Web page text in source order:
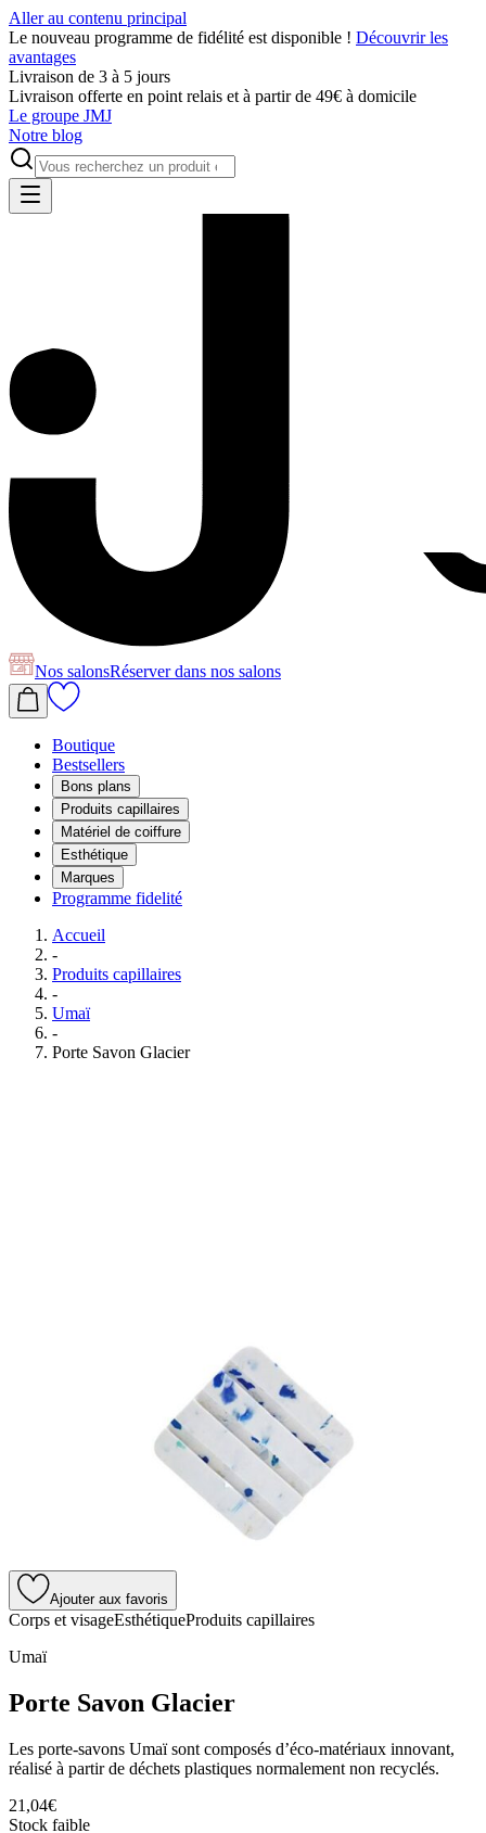
Aller au contenu principal
Le nouveau programme de fidélité est disponible ! Découvrir les
avantages
Livraison de 3 à 5 jours
Livraison offerte en point relais et à partir de 49€ à domicile
Le groupe JMJ
Notre blog
Nos salonsRéserverdans nos salons
Boutique
Bestsellers
Bons plans
Produits capillaires
Matériel de coiffure
Esthétique
Marques
Programme fidelité
Accueil
-
Produits capillaires
-
Umaï
-
Porte Savon Glacier
Ajouter aux favoris
Corps et visageEsthétiqueProduits capillaires
Umaï
Porte Savon Glacier
Les porte-savons Umaï sont composés d’éco-matériaux innovant,
réalisé à partir de déchets plastiques normalement non recyclés.
21,04€
Stock faible